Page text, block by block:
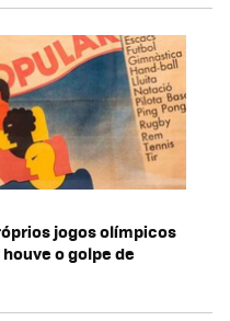
jogos olímpicos
o golpe de